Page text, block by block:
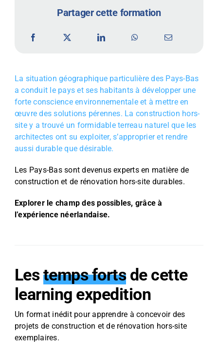
Partager cette formation
La situation géographique particulière des Pays-Bas
a conduit le pays et ses habitants à développer une
forte conscience environnementale et à mettre en
œuvre des solutions pérennes. La construction hors-
site y a trouvé un formidable terreau naturel que les
architectes ont su exploiter, s’approprier et rendre
aussi durable que désirable.
Les Pays-Bas sont devenus experts en matière de
construction et de rénovation hors-site durables.
Explorer le champ des possibles, grâce à
l’expérience néerlandaise.
Lestemps fortsde cette
learning expedition
Un format inédit pour apprendre à concevoir des
projets de construction et de rénovation hors-site
exemplaires.